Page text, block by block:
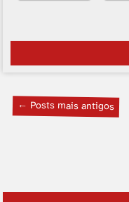
← Posts mais antigos